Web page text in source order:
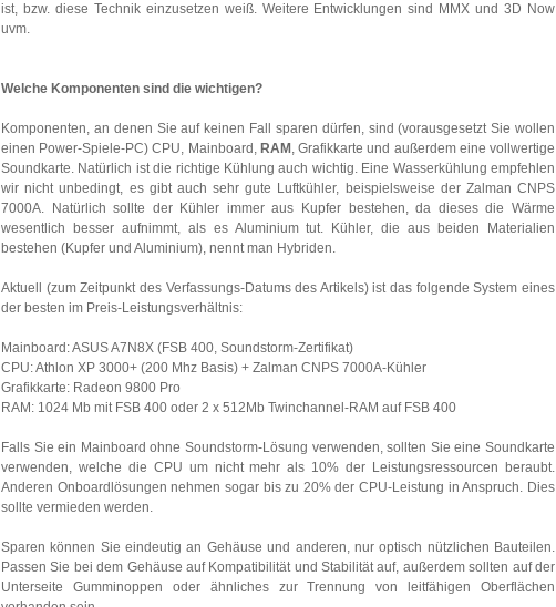
ist, bzw. diese Technik einzusetzen weiß. Weitere Entwicklungen sind MMX und 3D Now
uvm.
Welche Komponenten sind die wichtigen?
Komponenten, an denen Sie auf keinen Fall sparen dürfen, sind (vorausgesetzt Sie wollen
einen Power-Spiele-PC) CPU, Mainboard, RAM , Grafikkarte und außerdem eine vollwertige
Soundkarte. Natürlich ist die richtige Kühlung auch wichtig. Eine Wasserkühlung empfehlen
wir nicht unbedingt, es gibt auch sehr gute Luftkühler, beispielsweise der Zalman CNPS
7000A. Natürlich sollte der Kühler immer aus Kupfer bestehen, da dieses die Wärme
wesentlich besser aufnimmt, als es Aluminium tut. Kühler, die aus beiden Materialien
bestehen (Kupfer und Aluminium), nennt man Hybriden.
Aktuell (zum Zeitpunkt des Verfassungs-Datums des Artikels) ist das folgende System eines
der besten im Preis-Leistungsverhältnis:
Mainboard: ASUS A7N8X (FSB 400, Soundstorm-Zertifikat)
CPU: Athlon XP 3000+ (200 Mhz Basis) + Zalman CNPS 7000A-Kühler
Grafikkarte: Radeon 9800 Pro
RAM: 1024 Mb mit FSB 400 oder 2 x 512Mb Twinchannel-RAM auf FSB 400
Falls Sie ein Mainboard ohne Soundstorm-Lösung verwenden, sollten Sie eine Soundkarte
verwenden, welche die CPU um nicht mehr als 10% der Leistungsressourcen beraubt.
Anderen Onboardlösungen nehmen sogar bis zu 20% der CPU-Leistung in Anspruch. Dies
sollte vermieden werden.
Sparen können Sie eindeutig an Gehäuse und anderen, nur optisch nützlichen Bauteilen.
Passen Sie bei dem Gehäuse auf Kompatibilität und Stabilität auf, außerdem sollten auf der
Unterseite Gumminoppen oder ähnliches zur Trennung von leitfähigen Oberflächen